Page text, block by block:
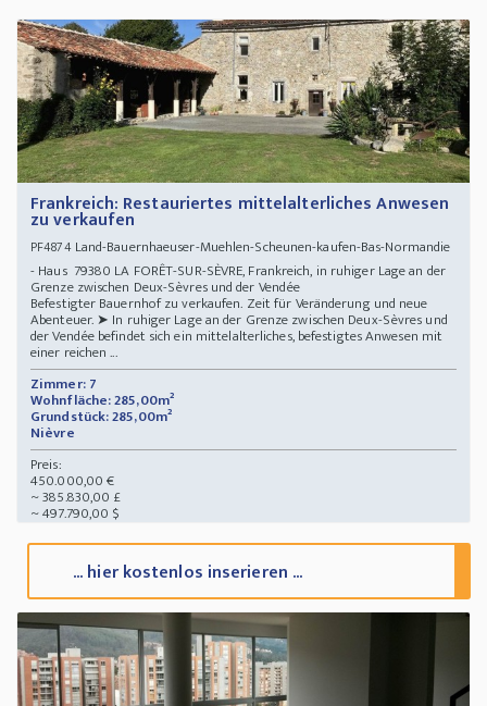
Frankreich: Restauriertes mittelalterliches Anwesen
zu verkaufen
PF4874Land-Bauernhaeuser-Muehlen-Scheunen-kaufen-Bas-Normandie
- Haus 79380 LA FORÊT-SUR-SÈVRE, Frankreich, in ruhiger Lage an der
Grenze zwischen Deux-Sèvres und der Vendée
Befestigter Bauernhof zu verkaufen. Zeit für Veränderung und neue
Abenteuer. ➤ In ruhiger Lage an der Grenze zwischen Deux-Sèvres und
der Vendée befindet sich ein mittelalterliches, befestigtes Anwesen mit
einer reichen ...
Zimmer: 7
Wohnfläche: 285,00m²
Grundstück: 285,00m²
Nièvre
Preis:
450.000,00 €
~ 385.830,00 £
~ 497.790,00 $
... hier kostenlos inserieren ...